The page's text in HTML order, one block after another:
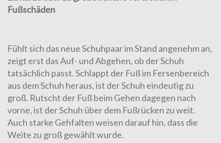
Fußschäden
Fühlt sich das neue Schuhpaar im Stand angenehm an,
zeigt erst das Auf- und Abgehen, ob der Schuh
tatsächlich passt. Schlappt der Fuß im Fersenbereich
aus dem Schuh heraus, ist der Schuh eindeutig zu
groß. Rutscht der Fuß beim Gehen dagegen nach
vorne, ist der Schuh über dem Fußrücken zu weit.
Auch starke Gehfaltenweisen darauf hin, dass die
Weite zu groß gewählt wurde.